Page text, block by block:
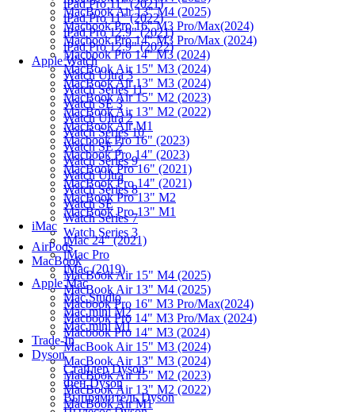
MacBook Air 13" M4 (2025)
Macbook Pro 16" M3 Pro/Max(2024)
Macbook Pro 14" M3 Pro/Max (2024)
Macbook Pro 14" M3 (2024)
MacBook Air 15" M3 (2024)
MacBook Air 13" M3 (2024)
MacBook Air 15" M2 (2023)
MacBook Air 13" M2 (2022)
MacBook Air M1
Macbook Pro 16" (2023)
Macbook Pro 14" (2023)
MacBook Pro 16" (2021)
MacBook Pro 14" (2021)
MacBook Pro 13" M2
MacBook Pro 13" M1
iMac
iMac 24" (2021)
iMac Pro
iMac (2019)
Apple Mac
Mac Studio
Mac mini M2
Mac mini M1
Trade-In
Dyson
Стайлер Dyson
Фен Dyson
Выпрямитель Dyson
iPad Pro 11" (2021)
iPad Pro 11" (2022)
iPad Pro 12.9" (2021)
iPad Pro 12.9" (2022)
Apple Watch
Watch Ultra 3
Watch Series 11
Watch SE 3
Watch Ultra 2
Watch Series 10
Watch SE 2
Watch Series 9
Watch Ultra
Watch Series 8
Watch SE
Watch Series 7
Watch Series 3
AirPods
MacBook
MacBook Air 15" M4 (2025)
MacBook Air 13" M4 (2025)
Macbook Pro 16" M3 Pro/Max(2024)
Macbook Pro 14" M3 Pro/Max (2024)
Macbook Pro 14" M3 (2024)
MacBook Air 15" M3 (2024)
MacBook Air 13" M3 (2024)
MacBook Air 15" M2 (2023)
MacBook Air 13" M2 (2022)
MacBook Air M1